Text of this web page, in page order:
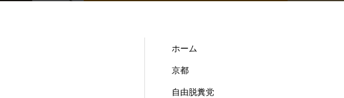
ホーム
京都
自由脱糞党